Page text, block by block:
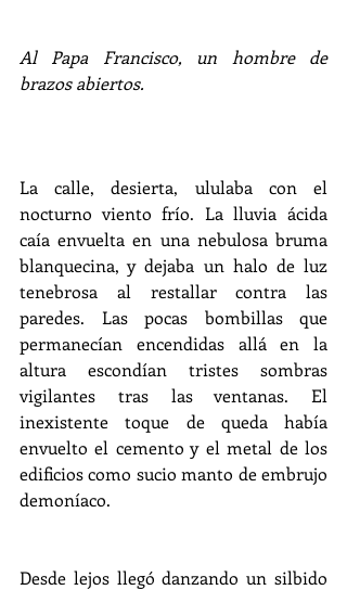
Al Papa Francisco, un hombre de
brazos abiertos.
La calle, desierta, ululaba con el
nocturno viento frío. La lluvia ácida
caía envuelta en una nebulosa bruma
blanquecina, y dejaba un halo de luz
tenebrosa al restallar contra las
paredes. Las pocas bombillas que
permanecían encendidas allá en la
altura escondían tristes sombras
vigilantes tras las ventanas. El
inexistente toque de queda había
envuelto el cemento y el metal de los
edificios como sucio manto de embrujo
demoníaco.
Desde lejos llegó danzando un silbido